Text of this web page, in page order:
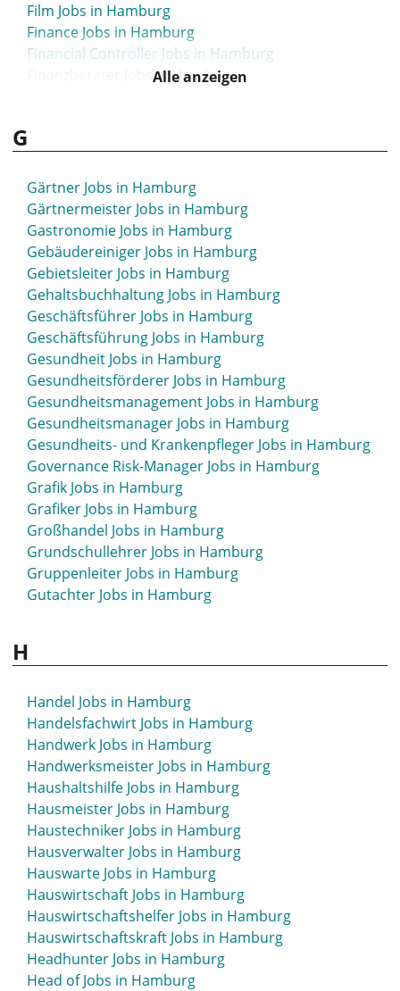
Film Jobs in Hamburg
Finance Jobs in Hamburg
Financial Controller Jobs in Hamburg
Finanzberater Jobs in Hamburg
First Officer Jobs in Hamburg
Fischer Jobs in Hamburg
Fitness Jobs in Hamburg
Flughafen Jobs in Hamburg
Freier Mitarbeiter Jobs in Hamburg
Führungskraft Jobs in Hamburg
Führungskräfte Jobs in Hamburg
Alle anzeigen
G
Gärtner Jobs in Hamburg
Gärtnermeister Jobs in Hamburg
Gastronomie Jobs in Hamburg
Gebäudereiniger Jobs in Hamburg
Gebietsleiter Jobs in Hamburg
Gehaltsbuchhaltung Jobs in Hamburg
Geschäftsführer Jobs in Hamburg
Geschäftsführung Jobs in Hamburg
Gesundheit Jobs in Hamburg
Gesundheitsförderer Jobs in Hamburg
Gesundheitsmanagement Jobs in Hamburg
Gesundheitsmanager Jobs in Hamburg
Gesundheits- und Krankenpfleger Jobs in Hamburg
Governance Risk-Manager Jobs in Hamburg
Grafik Jobs in Hamburg
Grafiker Jobs in Hamburg
Großhandel Jobs in Hamburg
Grundschullehrer Jobs in Hamburg
Gruppenleiter Jobs in Hamburg
Gutachter Jobs in Hamburg
H
Handel Jobs in Hamburg
Handelsfachwirt Jobs in Hamburg
Handwerk Jobs in Hamburg
Handwerksmeister Jobs in Hamburg
Haushaltshilfe Jobs in Hamburg
Hausmeister Jobs in Hamburg
Haustechniker Jobs in Hamburg
Hausverwalter Jobs in Hamburg
Hauswarte Jobs in Hamburg
Hauswirtschaft Jobs in Hamburg
Hauswirtschaftshelfer Jobs in Hamburg
Hauswirtschaftskraft Jobs in Hamburg
Headhunter Jobs in Hamburg
Head of Jobs in Hamburg